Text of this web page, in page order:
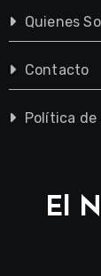
Quienes
Contacto
Política de
El